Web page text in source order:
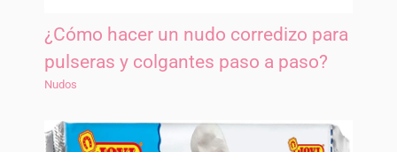
¿Cómo hacer un nudo corredizo para
pulseras y colgantes paso a paso?
Nudos